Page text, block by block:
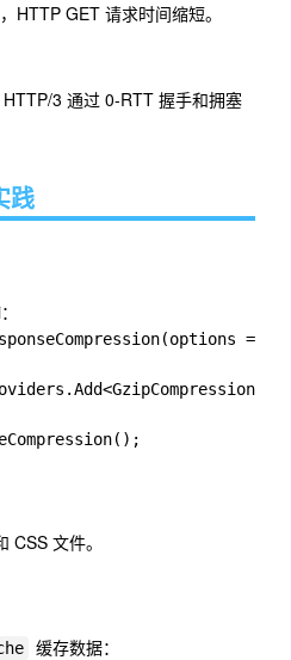
HTTP GET 请求时间缩短。
3 通过 0-RTT 握手和拥塞
践
=>
CSS 文件。
缓存数据：